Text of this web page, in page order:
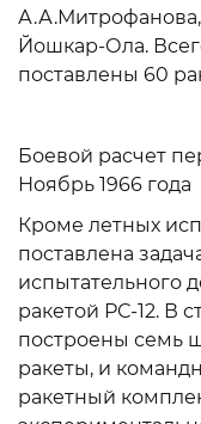
Йошкар-Ола.
поставлены 60
Боевой расчет
Ноябрь 1966 года
Кроме летных
поставлена
испытательного
ракетой РС-12. В
построены семь
ракеты, и
ракетный